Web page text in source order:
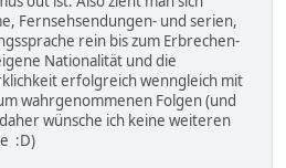
Fernsehsendungen- und serien,
rein bis zum Erbrechen-
Nationalität und die
erfolgreich wenngleich mit
wahrgenommenen Folgen (und
wünsche ich keine weiteren
:D)